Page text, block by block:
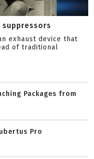
exhaust device that
of traditional
Packages from
Pro